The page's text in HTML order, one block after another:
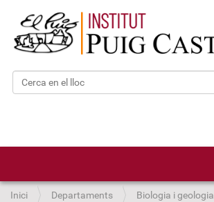
Cerca
Inici Departaments
Biologia i geologia